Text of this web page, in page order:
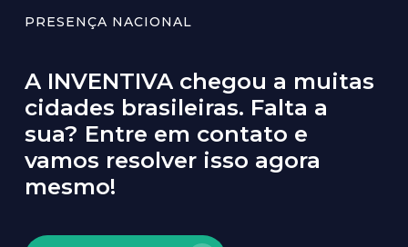
PRESENÇA NACIONAL
A INVENTIVA chegou a muitas
cidades brasileiras. Falta a
sua? Entre em contato e
vamos resolver isso agora
mesmo!